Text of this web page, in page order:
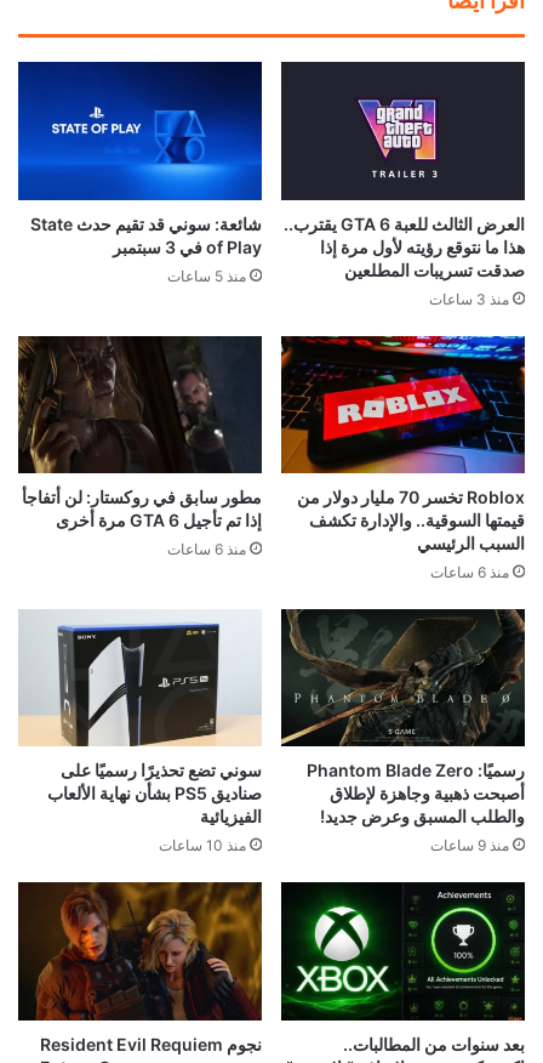
العرض الثالث للعبة GTA 6 يقترب..
هذا ما نتوقع رؤيته لأول مرة إذا
صدقت تسريبات المطلعين
منذ 3 ساعات
شائعة: سوني قد تقيم حدث State
of Play في 3 سبتمبر
منذ 5 ساعات
Roblox تخسر 70 مليار دولار من
قيمتها السوقية.. والإدارة تكشف
السبب الرئيسي
منذ 6 ساعات
مطور سابق في روكستار: لن أتفاجأ
إذا تم تأجيل GTA 6 مرة أخرى
منذ 6 ساعات
رسميًا: Phantom Blade Zero
أصبحت ذهبية وجاهزة لإطلاق
والطلب المسبق وعرض جديد!
منذ 9 ساعات
سوني تضع تحذيرًا رسميًا على
صناديق PS5 بشأن نهاية الألعاب
الفيزيائية
منذ 10 ساعات
بعد سنوات من المطالبات..
نجوم Resident Evil Requiem